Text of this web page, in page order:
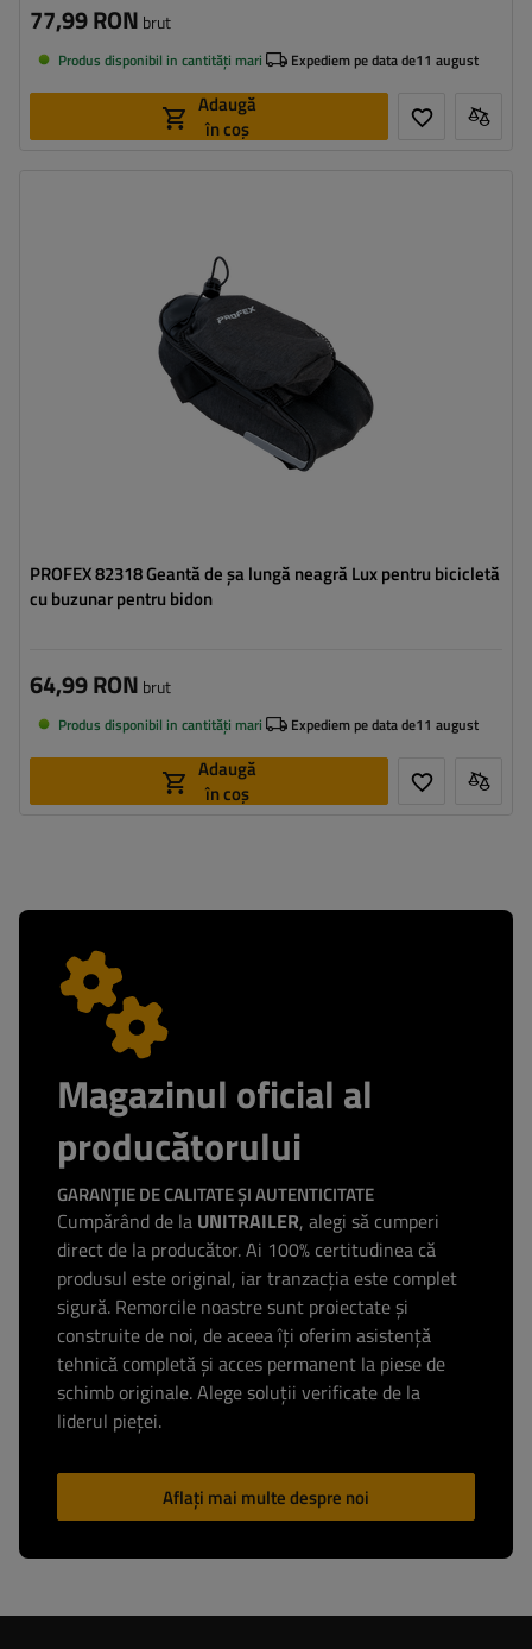
77,99 RON brut
Produs disponibil in cantități mari Expediem pe data de11 august
Adaugă
în coș
PROFEX 82318 Geantă de șa lungă neagră Lux pentru bicicletă
cu buzunar pentru bidon
64,99 RON brut
Produs disponibil in cantități mari Expediem pe data de11 august
Adaugă
în coș
Magazinul oficial al
producătorului
GARANȚIE DE CALITATE ȘI AUTENTICITATE
Cumpărând de la UNITRAILER, alegi să cumperi
direct de la producător. Ai 100% certitudinea că
produsul este original, iar tranzacția este complet
sigură. Remorcile noastre sunt proiectate și
construite de noi, de aceea îți oferim asistență
tehnică completă și acces permanent la piese de
schimb originale. Alege soluții verificate de la
liderul pieței.
Aflați mai multe despre noi